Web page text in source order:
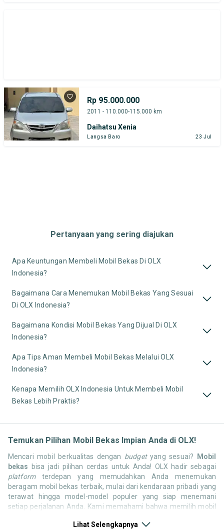
Rp 95.000.000
2011 - 110.000-115.000 km
Daihatsu Xenia
Langsa Baro 23 Jul
Pertanyaan yang sering diajukan
Apa Keuntungan Membeli Mobil Bekas Di OLX
Indonesia?
Bagaimana Cara Menemukan Mobil Bekas Yang Sesuai
Di OLX Indonesia?
Bagaimana Kondisi Mobil Bekas Yang Dijual Di OLX
Indonesia?
Apa Tips Aman Membeli Mobil Bekas Melalui OLX
Indonesia?
Kenapa Memilih OLX Indonesia Untuk Membeli Mobil
Bekas Lebih Praktis?
Temukan Pilihan Mobil Bekas Impian Anda di OLX!
Mencari mobil berkualitas dengan budgetyang sesuai? Mobil
bekas bisa jadi pilihan cerdas untuk Anda! OLX hadir sebagai
platformterdepan yang memudahkan Anda menemukan
beragam mobil bekas terbaik, mulai dari kendaraan pribadi yang
terawat hingga model-model populer yang siap menemani
setiap perjalanan Anda. Kami memahami bahwa memilih mobil
ribuan daftar dari penjual terpercaya di seluruh Indonesia.
Lihat Selengkapnya